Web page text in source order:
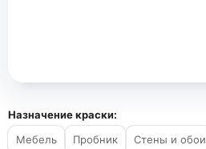
Назначение краски:
Мебель
Пробник Стены и обои